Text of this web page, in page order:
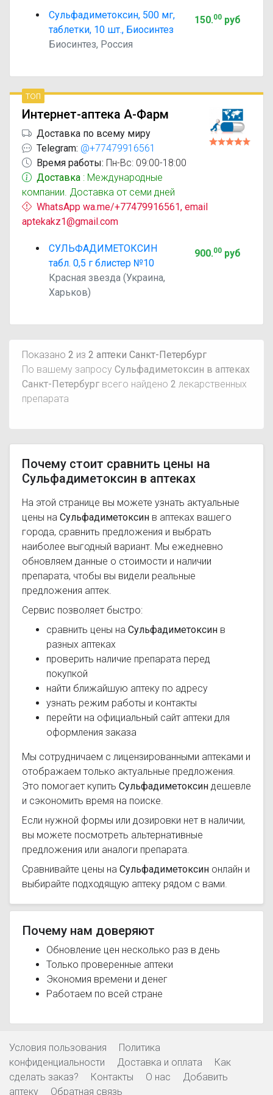
Сульфадиметоксин, 500 мг,
таблетки, 10 шт., Биосинтез
Биосинтез, Россия
150.00руб
топ
Интернет-аптека А-Фарм
Доставка по всему миру
Telegram: @+77479916561
Время работы: Пн-Вс: 09:00-18:00
Доставка : Международные
компании. Доставка от семи дней
WhatsApp wa.me/+77479916561, email
aptekakz1@gmail.com
СУЛЬФАДИМЕТОКСИН
табл. 0,5 г блистер №10
Красная звезда (Украина,
Харьков)
900.00руб
Показано 2 из 2 аптеки Санкт-Петербург
По вашему запросу Сульфадиметоксин в аптеках
Санкт-Петербург всего найдено 2 лекарственных
препарата
Почему стоит сравнить цены на
Сульфадиметоксин в аптеках
На этой странице вы можете узнать актуальные
цены на Сульфадиметоксин в аптеках вашего
города, сравнить предложения и выбрать
наиболее выгодный вариант. Мы ежедневно
обновляем данные о стоимости и наличии
препарата, чтобы вы видели реальные
предложения аптек.
Сервис позволяет быстро:
сравнить цены на Сульфадиметоксин в
разных аптеках
проверить наличие препарата перед
покупкой
найти ближайшую аптеку по адресу
узнать режим работы и контакты
перейти на официальный сайт аптеки для
оформления заказа
Мы сотрудничаем с лицензированными аптеками и
отображаем только актуальные предложения.
Это помогает купить Сульфадиметоксин дешевле
и сэкономить время на поиске.
Если нужной формы или дозировки нет в наличии,
вы можете посмотреть альтернативные
предложения или аналоги препарата.
Сравнивайте цены на Сульфадиметоксин онлайн и
выбирайте подходящую аптеку рядом с вами.
Почему нам доверяют
Обновление цен несколько раз в день
Только проверенные аптеки
Экономия времени и денег
Работаем по всей стране
Условия пользования
Политика
конфиденциальности
Доставка и оплата
Как
сделать заказ?
Контакты О нас
Добавить
аптеку
Обратная связь